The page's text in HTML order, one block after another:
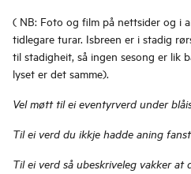
( NB: Foto og film på nettsider og i
tidlegare turar. Isbreen er i stadig
til stadigheit, så ingen sesong er lik
lyset er det samme).
Vel møtt til ei eventyrverd under
Til ei verd du ikkje hadde aning
Til ei verd så ubeskriveleg vakker at